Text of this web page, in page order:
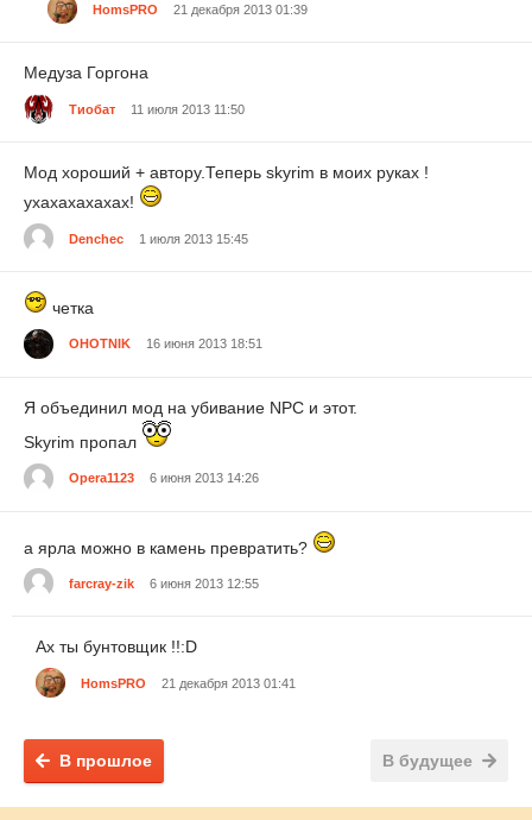
HomsPRO 21 декабря 2013 01:39
Медуза Горгона
Тиобат 11 июля 2013 11:50
Мод хороший + автору.Теперь skyrim в моих руках !
ухахахахахах!
Denchec 1 июля 2013 15:45
четка
OHOTNIK 16 июня 2013 18:51
Я объединил мод на убивание NPC и этот.
Skyrim пропал
Opera1123 6 июня 2013 14:26
а ярла можно в камень превратить?
farcray-zik 6 июня 2013 12:55
Ах ты бунтовщик !!:D
HomsPRO 21 декабря 2013 01:41
В будущее
В прошлое